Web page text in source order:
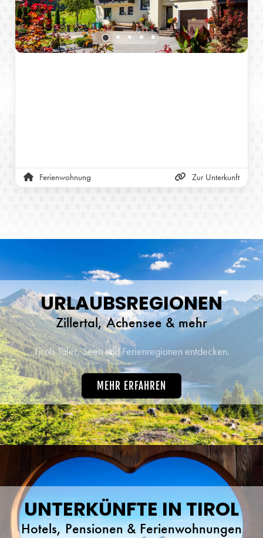
Ferienwohnung Zur Unterkunft
URLAUBSREGIONEN
Zillertal, Achensee & mehr
Tirols Täler, Seen und Ferienregionen entdecken.
MEHR ERFAHREN
UNTERKÜNFTE IN TIROL
Hotels, Pensionen & Ferienwohnungen